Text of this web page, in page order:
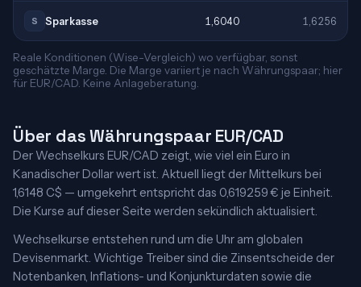
S Sparkasse 1,6040 1,6256
Reale Konditionen (Wise-Vergleich) wo verfügbar, sonst
geschätzte Marge. Die Marge variiert je nach Währungspaar; hier
für EUR/CAD. Keine Anlageberatung.
Über das Währungspaar EUR/CAD
Der Wechselkurs EUR/CAD zeigt, wie viel ein Euro in
Kanadischer Dollar wert ist. Aktuell liegt der Mittelkurs bei
1,6148 C$ — umgekehrt entspricht das 0,619259 € je Einheit.
Die Kurse auf dieser Seite werden sekündlich aktualisiert.
Wechselkurse entstehen rund um die Uhr am globalen
Devisenmarkt. Wichtige Treiber sind die Zinsentscheide der
Notenbanken, Inflations- und Konjunkturdaten sowie die